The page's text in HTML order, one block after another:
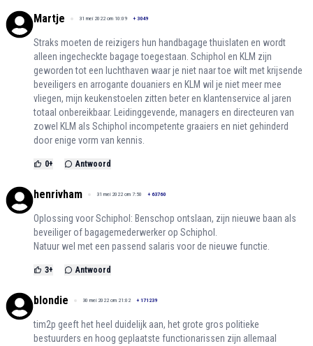
Martje 31 mei 2022 om 10:09 + 3049
Straks moeten de reizigers hun handbagage thuislaten en wordt
alleen ingecheckte bagage toegestaan. Schiphol en KLM zijn
geworden tot een luchthaven waar je niet naar toe wilt met krijsende
beveiligers en arrogante douaniers en KLM wil je niet meer mee
vliegen, mijn keukenstoelen zitten beter en klantenservice al jaren
totaal onbereikbaar. Leidinggevende, managers en directeuren van
zowel KLM als Schiphol incompetente graaiers en niet gehinderd
door enige vorm van kennis.
0+ Antwoord
henrivham 31 mei 2022 om 7:50 + 63760
Oplossing voor Schiphol: Benschop ontslaan, zijn nieuwe baan als
beveiliger of bagagemederwerker op Schiphol.
Natuur wel met een passend salaris voor de nieuwe functie.
3+ Antwoord
blondie 30 mei 2022 om 21:02 + 171239
tim2p geeft het heel duidelijk aan, het grote gros politieke
bestuurders en hoog geplaatste functionarissen zijn allemaal